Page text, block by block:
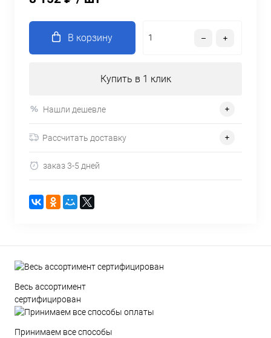
В корзину
Купить в 1 клик
Нашли дешевле
Рассчитать доставку
заказ 3-5 дней
Весь ассортимент
сертифицирован
Принимаем все способы